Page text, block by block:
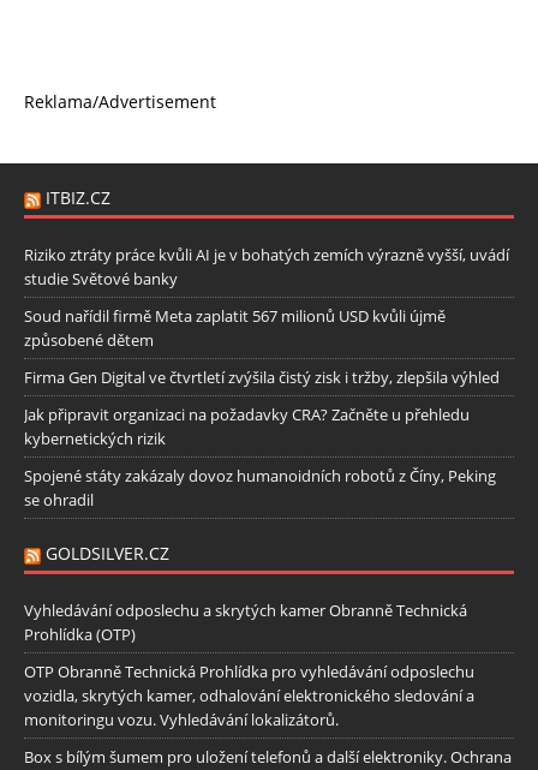
Reklama/Advertisement
ITBIZ.CZ
Riziko ztráty práce kvůli AI je v bohatých zemích výrazně vyšší, uvádí
studie Světové banky
Soud nařídil firmě Meta zaplatit 567 milionů USD kvůli újmě
způsobené dětem
Firma Gen Digital ve čtvrtletí zvýšila čistý zisk i tržby, zlepšila výhled
Jak připravit organizaci na požadavky CRA? Začněte u přehledu
kybernetických rizik
Spojené státy zakázaly dovoz humanoidních robotů z Číny, Peking
se ohradil
GOLDSILVER.CZ
Vyhledávání odposlechu a skrytých kamer Obranně Technická
Prohlídka (OTP)
OTP Obranně Technická Prohlídka pro vyhledávání odposlechu
vozidla, skrytých kamer, odhalování elektronického sledování a
monitoringu vozu. Vyhledávání lokalizátorů.
Box s bílým šumem pro uložení telefonů a další elektroniky. Ochrana